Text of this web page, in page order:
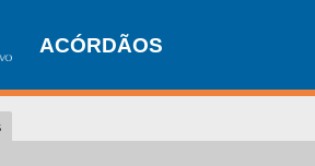
ACÓRDÃOS